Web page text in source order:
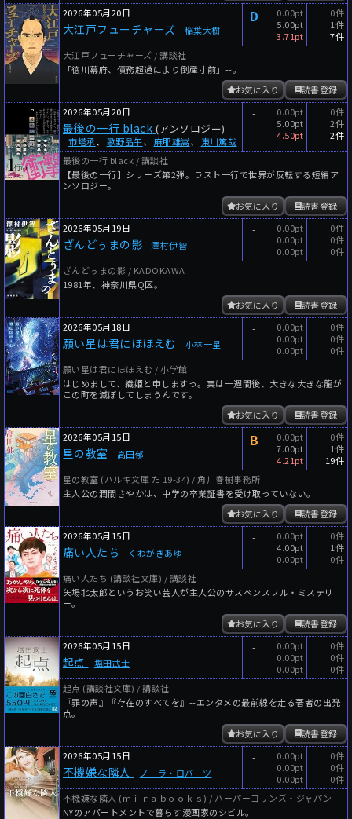
2026年05月20日
大江戸フューチャーズ 稲葉大樹
D
0.00pt
5.00pt
3.71pt
0件
1件
7件
大江戸フューチャーズ / 講談社
「徳川幕府、債務超過により倒産寸前」--。
読書登録
お気に入り
2026年05月20日
最後の一行 black (アンソロジー)
市塔承、 歌野晶午、 麻耶雄嵩、 東川篤哉
-
0.00pt
5.00pt
4.50pt
0件
2件
2件
最後の一行 black / 講談社
【最後の一行】シリーズ第2弾。ラスト一行で世界が反転する短編ア
ンソロジー。
読書登録
お気に入り
2026年05月19日
ざんどぅまの影 澤村伊智
-
0.00pt
0.00pt
0.00pt
0件
0件
0件
ざんどぅまの影 / KADOKAWA
1981年、神奈川県Q区。
読書登録
お気に入り
2026年05月18日
願い星は君にほほえむ 小林一星
-
0.00pt
0.00pt
0.00pt
0件
0件
0件
願い星は君にほほえむ / 小学館
はじめまして、織姫と申しますっ。実は一週間後、大きな大きな龍が
この町を滅ぼしてしまうんです。
読書登録
お気に入り
2026年05月15日
星の教室 高田郁
B
0.00pt
7.00pt
4.21pt
0件
1件
19件
星の教室 (ハルキ文庫 た 19-34) / 角川春樹事務所
主人公の潤間さやかは、中学の卒業証書を受け取っていない。
読書登録
お気に入り
2026年05月15日
痛い人たち くわがきあゆ
-
0.00pt
4.00pt
0.00pt
0件
1件
0件
痛い人たち (講談社文庫) / 講談社
矢場北太郎というお笑い芸人が主人公のサスペンスフル・ミステリ
ー。
読書登録
お気に入り
2026年05月15日
起点 塩田武士
-
0.00pt
0.00pt
0.00pt
0件
0件
0件
起点 (講談社文庫) / 講談社
『罪の声』『存在のすべてを』--エンタメの最前線を走る著者の出発
点。
読書登録
お気に入り
2026年05月15日
不機嫌な隣人 ノーラ・ロバーツ
-
0.00pt
0.00pt
0.00pt
0件
0件
0件
不機嫌な隣人 (ｍｉｒａｂｏｏｋｓ) / ハーパーコリンズ・ジャパン
NYのアパートメントで暮らす漫画家のシビル。